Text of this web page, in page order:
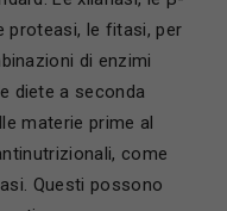
proteasi, le fitasi, per
di enzimi
diete a seconda
materie prime al
come
Questi possono